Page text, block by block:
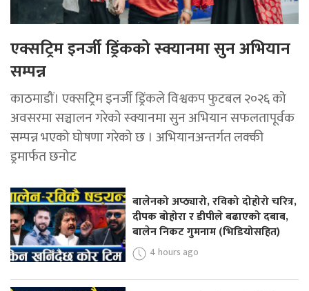
एक्सट्रिम इनर्जी ड्रिंकको स्क्यानमा सुन अभियान
सम्पन्न
काठमाडौं। एक्सट्रिम इनर्जी ड्रिंकले विश्वकप फुटबल २०२६ को
अवसरमा सञ्चालन गरेको स्क्यानमा सुन अभियान सफलतापूर्वक
सम्पन्न भएको घोषणा गरेको छ । अभियानअन्तर्गत लक्की
ड्रमार्फत छनोट
बालेनको अप्ठ्यारो, रविको दोहोरो चरित्र,
दीपक बोहोरा र डीपीले बढाएको दबाब,
बालेन निकट गुमनाम (भिडियोसहित)
4 hours ago